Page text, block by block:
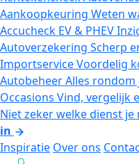
Aankoopkeuring Weten
Accucheck EV & PHEV
Autoverzekering Scherp
ImportserviceVoordelig
AutobeheerAlles
Occasions Vind, vergelijk
Niet zeker welke dienst je
in
Inspiratie Over ons